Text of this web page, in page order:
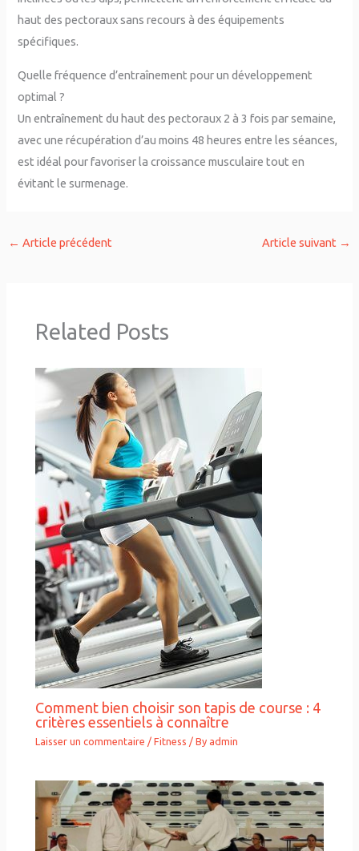
haut des pectoraux sans recours à des équipements
spécifiques.
Quelle fréquence d’entraînement pour un développement
optimal ?
Un entraînement du haut des pectoraux 2 à 3 fois par semaine,
avec une récupération d’au moins 48 heures entre les séances,
est idéal pour favoriser la croissance musculaire tout en
évitant le surmenage.
← Article précédent Article suivant →
Related Posts
Comment bien choisir son tapis de course : 4
critères essentiels à connaître
Laisser un commentaire /Fitness / By admin